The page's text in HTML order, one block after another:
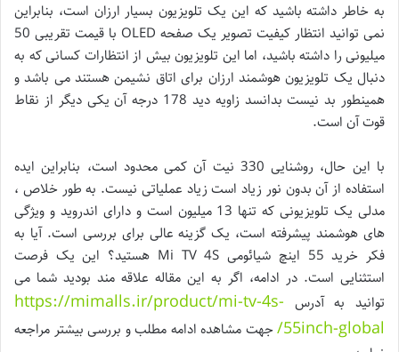
به خاطر داشته باشید که این یک تلویزیون بسیار ارزان است، بنابراین
نمی توانید انتظار کیفیت تصویر یک صفحه OLED با قیمت تقریبی 50
میلیونی را داشته باشید، اما این تلویزیون بیش از انتظارات کسانی که به
دنبال یک تلویزیون هوشمند ارزان برای اتاق نشیمن هستند می باشد و
همینطور بد نیست بدانسد زاویه دید 178 درجه آن یکی دیگر از نقاط
قوت آن است.
با این حال، روشنایی 330 نیت آن کمی محدود است، بنابراین ایده
استفاده از آن بدون نور زیاد است زیاد عملیاتی نیست. به طور خلاص ،
مدلی یک تلویزیونی که تنها 13 میلیون است و دارای اندروید و ویژگی
های هوشمند پیشرفته است، یک گزینه عالی برای بررسی است. آیا به
فکر خرید 55 اینچ شیائومی Mi TV 4S هستید؟ این یک فرصت
استثنایی است. در ادامه، اگر به این مقاله علاقه مند بودید شما می
توانید به آدرس https://mimalls.ir/product/mi-tv-4s-
55inch-global/ جهت مشاهده ادامه مطلب و بررسی بیشتر مراجعه